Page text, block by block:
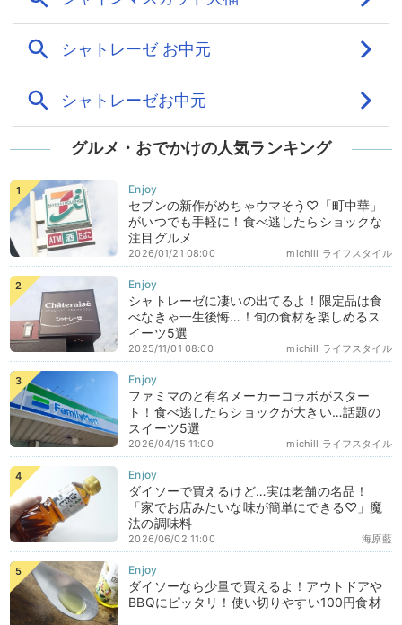
グルメ・おでかけの人気ランキング
セブンの新作がめちゃウマそう♡「町中華」
がいつでも手軽に！食べ逃したらショックな
注目グルメ
michill ライフスタイル
2026/01/21 08:00
シャトレーゼに凄いの出てるよ！限定品は食
べなきゃ一生後悔…！旬の食材を楽しめるス
イーツ5選
michill ライフスタイル
2025/11/01 08:00
ファミマのと有名メーカーコラボがスター
ト！食べ逃したらショックが大きい…話題の
スイーツ5選
michill ライフスタイル
2026/04/15 11:00
ダイソーで買えるけど…実は老舗の名品！
「家でお店みたいな味が簡単にできる♡」魔
法の調味料
海原藍
2026/06/02 11:00
ダイソーなら少量で買えるよ！アウトドアや
BBQにピッタリ！使い切りやすい100円食材